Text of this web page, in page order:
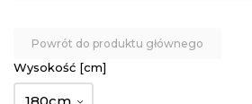
Powrót do produktu głównego
Wysokość [cm]
180cm